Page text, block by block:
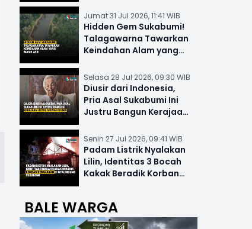
Jumat 31 Jul 2026, 11:41 WIB
Hidden Gem Sukabumi!
Talagawarna Tawarkan
Keindahan Alam yang
Selasa 28 Jul 2026, 09:30 WIB
Diusir dari Indonesia,
Pria Asal Sukabumi Ini
Justru Bangun Kerajaan
Senin 27 Jul 2026, 09:41 WIB
Padam Listrik Nyalakan
Lilin, Identitas 3 Bocah
Kakak Beradik Korban
BALE WARGA